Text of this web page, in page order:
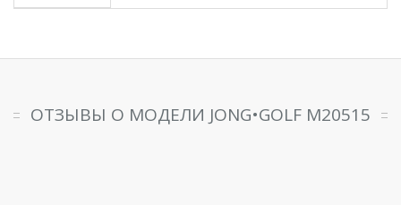
ОТЗЫВЫ О МОДЕЛИ JONG•GOLF M20515